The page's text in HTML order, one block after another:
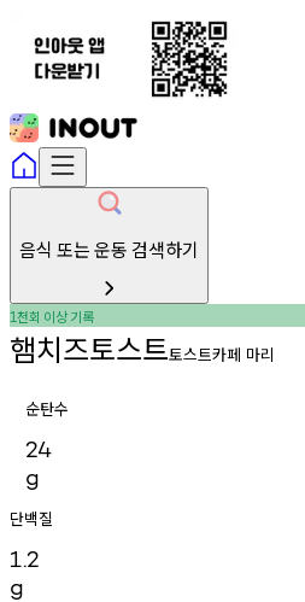
음식 또는 운동 검색하기
1천회 이상기록
햄치즈토스트토스트카페 마리
순탄수
24
g
단백질
1.2
g